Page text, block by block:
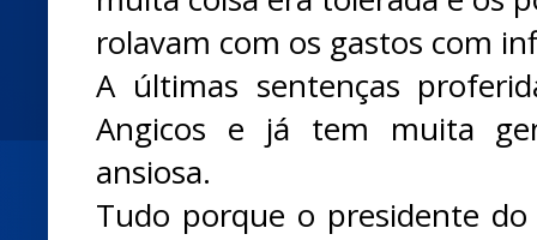
rolavam com os gastos com
A últimas sentenças
Angicos e já tem muita
ansiosa.
Tudo porque o presidente